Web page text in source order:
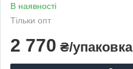
В наявності
Тільки опт
2 770 ₴/упаковка